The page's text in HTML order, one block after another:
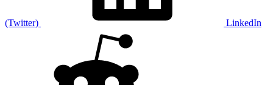
(Twitter) LinkedIn